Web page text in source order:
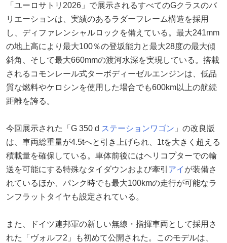
「ユーロサトリ2026」で展示されるすべてのGクラスのバ
リエーションは、実績のあるラダーフレーム構造を採用
し、ディファレンシャルロックを備えている。最大241mm
の地上高により最大100％の登坂能力と最大28度の最大傾
斜角、そして最大660mmの渡河水深を実現している。搭載
されるコモンレール式ターボディーゼルエンジンは、低品
質な燃料やケロシンを使用した場合でも600km以上の航続
距離を誇る。
今回展示された「G 350 d ステーションワゴン 」の改良版
は、車両総重量が4.5tへと引き上げられ、1tを大きく超える
積載量を確保している。車体前後にはヘリコプターでの輸
送を可能にする特殊なタイダウンおよび牽引 アイ が装備さ
れているほか、パンク時でも最大100kmの走行が可能なラ
ンフラットタイヤも設定されている。
また、ドイツ連邦軍の新しい無線・指揮車両として採用さ
れた「ヴォルフ2」も初めて公開された。このモデルは、